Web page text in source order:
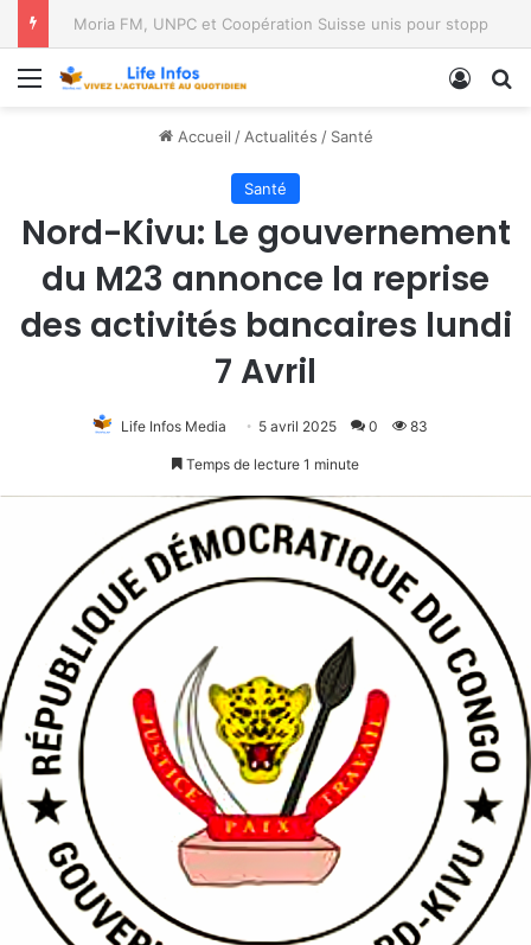
Moria FM, UNPC et Coopération Suisse unis pour stopper Ebola à Bukavu
Menu
Accueil / Actualités / Santé
Santé
Nord-Kivu: Le gouvernement
du M23 annonce la reprise
des activités bancaires lundi
7 Avril
Life Infos Media 5 avril 2025 0 83
Temps de lecture 1 minute